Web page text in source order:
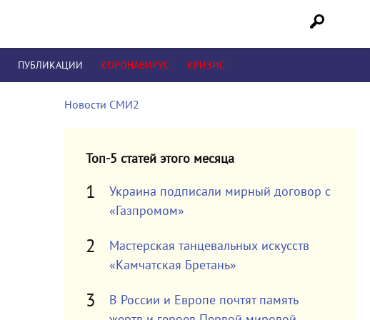
ПУБЛИКАЦИИ КОРОНАВИРУС КРИЗИС
Новости СМИ2
Топ-5 статей этого месяца
Украина подписали мирный договор с
«Газпромом»
Мастерская танцевальных искусств
«Камчатская Бретань»
В России и Европе почтят память